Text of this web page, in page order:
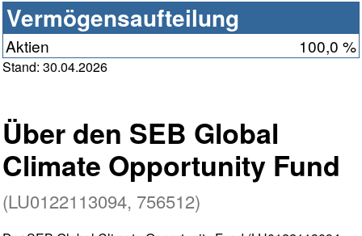
Vermögensaufteilung
Aktien 100,0 %
Stand: 30.04.2026
Über den SEB Global
Climate Opportunity Fund
(LU0122113094, 756512)